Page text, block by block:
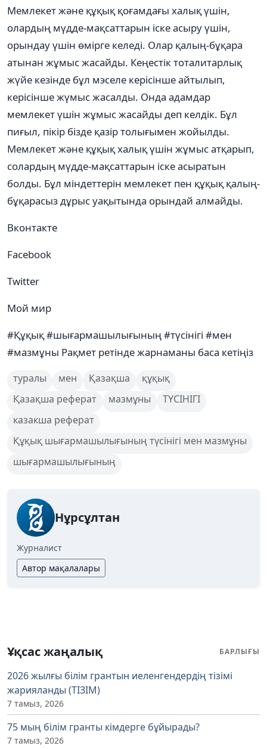
Мемлекет және құқық қоғамдағы халық үшiн,
олардың мүдде-мақсаттарын iске асыру үшiн,
орындау үшiн өмiрге келедi. Олар қалың-бұқара
атынан жұмыс жасайды. Кеңестiк тоталитарлық
жүйе кезiнде бұл мэселе керiсiнше айтылып,
керiсiнше жүмыс жасалды. Онда адамдар
мемлекет үшiн жұмыс жасайды деп келдiк. Бұл
пиғыл, пiкiр бiзде қазiр толығымен жойылды.
Мемлекет және құқық халық үшiн жұмыс атқарып,
солардың мүдде-мақсаттарын iске асыратын
болды. Бұл мiндеттерiн мемлекет пен құқық қалың-
бұқарасыз дұрыс уақытында орындай алмайды.
Вконтакте
Facebook
Twitter
Мой мир
#Құқық #шығармашылығының #түсiнiгi #мен
#мазмұны Рақмет ретінде жарнаманы баса кетіңіз
туралы мен Қазақша
құқық
Қазақша реферат
мазмұны
ТҮСІНІГІ
казакша реферат
Құқық шығармашылығының түсiнiгi мен мазмұны
шығармашылығының
Нұрсұлтан
Журналист
Автор мақалалары
Ұқсас жаңалық БАРЛЫҒЫ
2026 жылғы білім грантын иеленгендердің тізімі
жарияланды (ТІЗІМ)
7 тамыз, 2026
75 мың білім гранты кімдерге бұйырады?
7 тамыз, 2026